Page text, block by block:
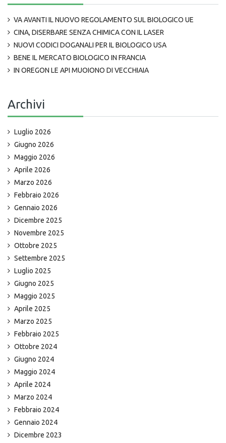
VA AVANTI IL NUOVO REGOLAMENTO SUL BIOLOGICO UE
CINA, DISERBARE SENZA CHIMICA CON IL LASER
NUOVI CODICI DOGANALI PER IL BIOLOGICO USA
BENE IL MERCATO BIOLOGICO IN FRANCIA
IN OREGON LE API MUOIONO DI VECCHIAIA
Archivi
Luglio 2026
Giugno 2026
Maggio 2026
Aprile 2026
Marzo 2026
Febbraio 2026
Gennaio 2026
Dicembre 2025
Novembre 2025
Ottobre 2025
Settembre 2025
Luglio 2025
Giugno 2025
Maggio 2025
Aprile 2025
Marzo 2025
Febbraio 2025
Ottobre 2024
Giugno 2024
Maggio 2024
Aprile 2024
Marzo 2024
Febbraio 2024
Gennaio 2024
Dicembre 2023